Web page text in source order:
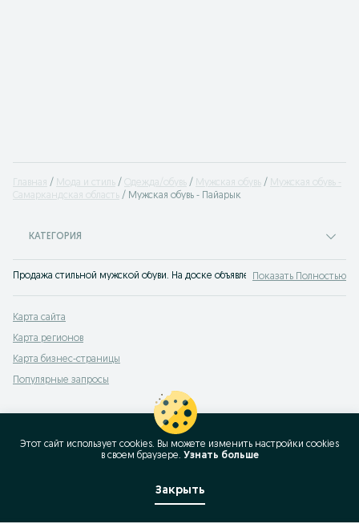
Главная Мода и стиль Одежда/обувь Мужская обувь
Мужская обувь -
Самаркандская область
Мужская обувь - Пайарык
КАТЕГОРИЯ
Продажа стильной мужской обуви. На доске объявлений OLX.uz Пайарык
Показать Полностью
Карта сайта
Карта регионов
Карта бизнес-страницы
Популярные запросы
Этот сайт использует cookies. Вы можете изменить настройки cookies
в своeм браузере. Узнать больше
Закрыть